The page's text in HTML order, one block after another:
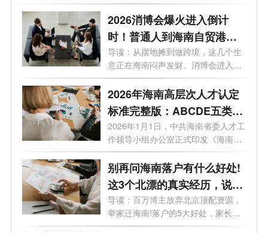
消...
2026消博会爆火进入倒计
时！普通人到海南自贸港能
做什么生意？
导读：从摆地摊到做跨境，这几个生
意正在海南闷声发财。消博会进入倒
计时...
2026年海南高层次人才认定
标准完整版：ABCDE五类人
才认定条件全解析
2026年1月1日，中共海南省委人才工
作领导小组办公室正式印发《海南自
由贸易...
别再问海南落户有什么好处!
这3个北漂的真实经历，说透
所有红利
导读：百万博主放弃北京顶配资源，
举家迁海南!落户的5大好处，家长看
完必...